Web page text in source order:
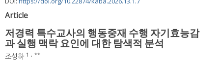
Article
저경력 특수교사의 행동중재 수행 자기효능감
과 실행 맥락 요인에 대한 탐색적 분석
조성하 1 , **